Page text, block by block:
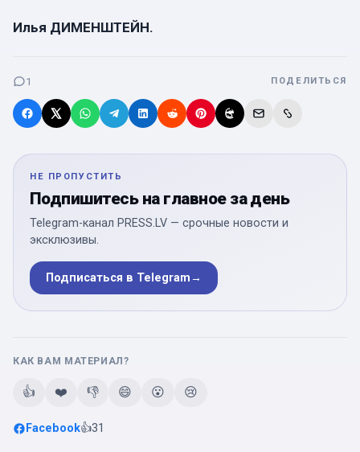
Илья ДИМЕНШТЕЙН.
1 ПОДЕЛИТЬСЯ
НЕ ПРОПУСТИТЬ
Подпишитесь на главное за день
Telegram-канал PRESS.LV — срочные новости и
эксклюзивы.
Подписаться в Telegram→
КАК ВАМ МАТЕРИАЛ?
👍 ❤️ 👎 😄 😮 😢
Facebook👍31